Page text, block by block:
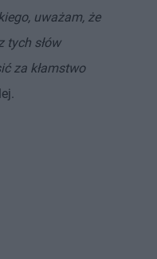
uważam, że
tych słów
za kłamstwo